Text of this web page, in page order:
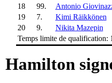
18
99. Antonio
19
7. Kimi Räikkönen
20
9. Nikita Mazepin
Temps limite de qualification:
Hamilton